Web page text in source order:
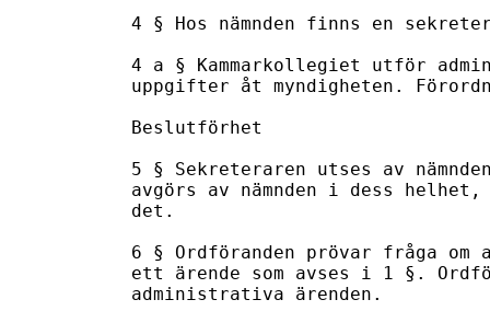
4 § Hos nämnden finns en
4 a § Kammarkollegiet utför
uppgifter åt myndigheten.
Beslutförhet
5 § Sekreteraren utses av
avgörs av nämnden i dess
det.
6 § Ordföranden prövar fråga
ett ärende som avses i 1 §.
administrativa ärenden.